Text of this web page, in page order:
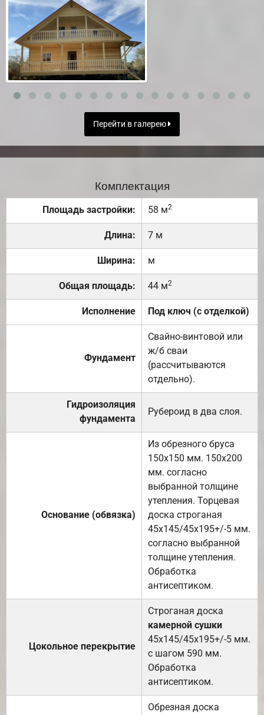
Перейти в галерею
Комплектация
Площадь застройки: 58 м2
Длина: 7 м
Ширина: м
Общая площадь: 44 м2
Исполнение Под ключ (с отделкой)
Фундамент
Свайно-винтовой или
ж/б сваи
(рассчитываются
отдельно).
Гидроизоляция
фундамента
Рубероид в два слоя.
Основание (обвязка)
Из обрезного бруса
150х150 мм. 150х200
мм. согласно
выбранной толщине
утепления. Торцевая
доска строганая
45х145/45х195+/-5 мм.
согласно выбранной
толщине утепления.
Обработка
антисептиком.
Цокольное перекрытие
Строганая доска
камерной сушки
45х145/45х195+/-5 мм.
с шагом 590 мм.
Обработка
антисептиком.
Обрезная доска